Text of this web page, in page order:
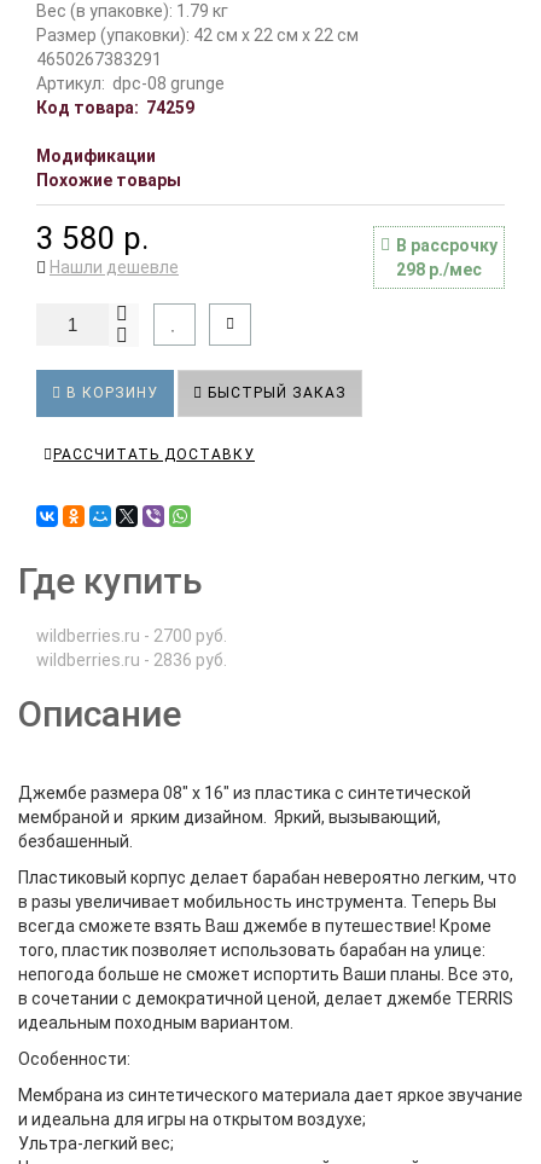
Вес (в упаковке): 1.79 кг
Размер (упаковки): 42 см x 22 см x 22 см
4650267383291
Артикул: dpc-08 grunge
Код товара: 74259
Модификации
Похожие товары
3 580 р.
В рассрочку
298 р./мес
Нашли дешевле
В КОРЗИНУ БЫСТРЫЙ ЗАКАЗ
РАССЧИТАТЬ ДОСТАВКУ
Где купить
wildberries.ru - 2700 руб.
wildberries.ru - 2836 руб.
Описание
Джембе размера 08" х 16" из пластика с синтетической
мембраной и ярким дизайном. Яркий, вызывающий,
безбашенный.
Пластиковый корпус делает барабан невероятно легким, что
в разы увеличивает мобильность инструмента. Теперь Вы
всегда сможете взять Ваш джембе в путешествие! Кроме
того, пластик позволяет использовать барабан на улице:
непогода больше не сможет испортить Ваши планы. Все это,
в сочетании с демократичной ценой, делает джембе TERRIS
идеальным походным вариантом.
Особенности:
Мембрана из синтетического материала дает яркое звучание
и идеальна для игры на открытом воздухе;
Ультра-легкий вес;